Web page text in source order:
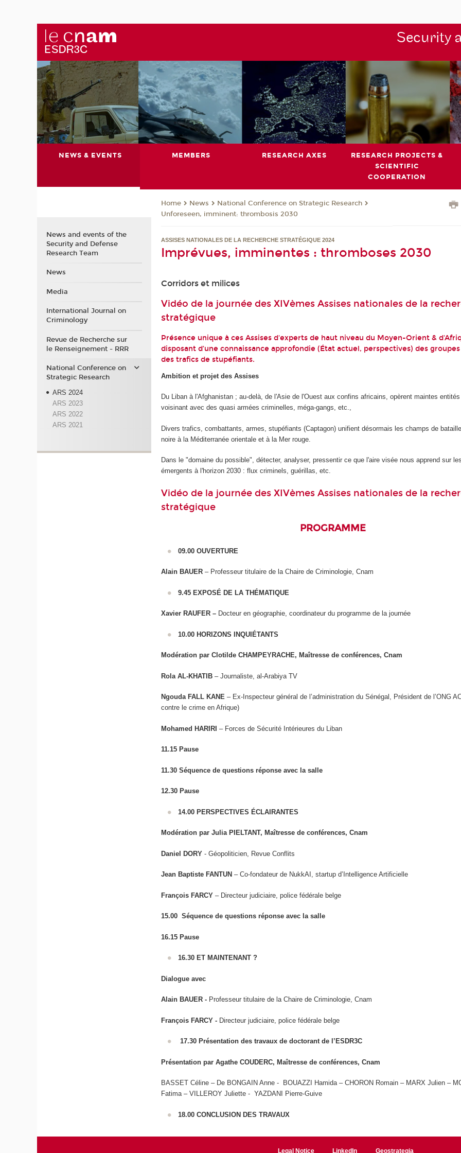
Security
NEWS & EVENTS MEMBERS RESEARCH AXES
RESEARCH PROJECTS &
SCIENTIFIC
COOPERATION
Home News
National Conference on Strategic Research
Unforeseen, imminent: thrombosis 2030
ASSISES NATIONALES DE LA RECHERCHE STRATÉGIQUE 2024
Imprévues, imminentes : thromboses 2030
Corridors et milices
Vidéo de la journée des XIVèmes Assises nationales de la
stratégique
Présence unique à ces Assises d'experts de haut niveau du Moyen-Orient &
disposant d’une connaissance approfondie (État actuel, perspectives) des
des trafics de stupéfiants.
Ambition et projet des Assises
Du Liban à l'Afghanistan ; au-delà, de l'Asie de l'Ouest aux confins africains, opèrent maintes
voisinant avec des quasi armées criminelles, méga-gangs, etc.,
Divers trafics, combattants, armes, stupéfiants (Captagon) unifient désormais les champs de
noire à la Méditerranée orientale et à la Mer rouge.
Dans le "domaine du possible", détecter, analyser, pressentir ce que l'aire visée nous ap­prend sur
émergents à l'horizon 2030 : flux criminels, guérillas, etc.
Vidéo de la journée des XIVèmes Assises nationales de la
stratégique
PROGRAMME
09.00 OUVERTURE
Alain BAUER – Professeur titulaire de la Chaire de Criminologie, Cnam
9.45 EXPOSÉ DE LA THÉMATIQUE
Xavier RAUFER – Docteur en géographie, coordinateur du programme de la journée
10.00 HORIZONS INQUIÉTANTS
Modération par Clotilde CHAMPEYRACHE, Maîtresse de conférences, Cnam
Rola AL-KHATIB – Journaliste, al-Arabiya TV
Ngouda FALL KANE – Ex-Inspecteur général de l’administration du Sénégal, Président de l’ONG
contre le crime en Afrique)
Mohamed HARIRI – Forces de Sécurité Intérieures du Liban
11.15 Pause
11.30 Séquence de questions réponse avec la salle
12.30 Pause
14.00 PERSPECTIVES ÉCLAIRANTES
Modération par Julia PIELTANT, Maîtresse de conférences, Cnam
Daniel DORY - Géopoliticien, Revue Conflits
Jean Baptiste FANTUN – Co-fondateur de NukkAI, startup d’Intelligence Artificielle
François FARCY – Directeur judiciaire, police fédérale belge
15.00 Séquence de questions réponse avec la salle
16.15Pause
16.30 ET MAINTENANT ?
Dialogue avec
Alain BAUER - Professeur titulaire de la Chaire de Criminologie, Cnam
François FARCY - Directeur judiciaire, police fédérale belge
17.30 Présentation des travaux de doctorant de l’ESDR3C
Présentation par Agathe COUDERC, Maîtresse de conférences, Cnam
BASSET Céline – De BONGAIN Anne - BOUAZZI Hamida – CHORON Romain – MARX Julien –
Fatima – VILLEROY Juliette - YAZDANI Pierre-Guive
18.00 CONCLUSION DES TRAVAUX
News and events of the
Security and Defense
Research Team
News
Media
International Journal on
Criminology
Revue de Recherche sur
le Renseignement - RRR
National Conference on
Strategic Research
ARS 2024
ARS 2023
ARS 2022
ARS 2021
Legal Notice LinkedIn Geostrategia